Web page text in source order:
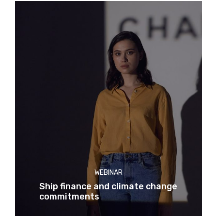
WEBINAR
Ship finance and climate change
commitments